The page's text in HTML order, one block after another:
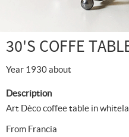
30'S COFFE
Year 1930 about
Description
Art Dèco coffee table in white
From Francia